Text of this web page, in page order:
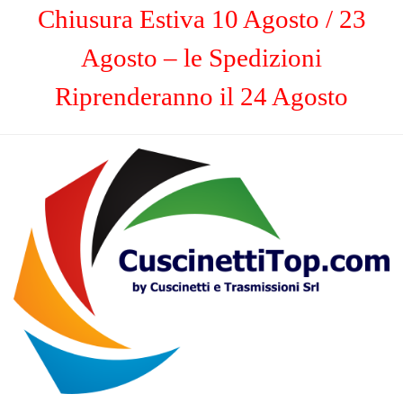
Chiusura Estiva 10 Agosto / 23
Agosto – le Spedizioni
Riprenderanno il 24 Agosto